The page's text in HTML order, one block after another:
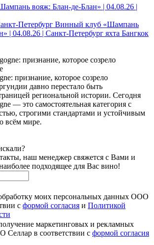
Петербург Винный клуб «Шампань
| 04.08.26 | Санкт-Петербург яхта Бангкок
признание, которое созрело
давно перестало быть
региональной истории. Сегодня
— это самостоятельная категория с
строгими стандартами и устойчивым
всём мире.
наш менеджер свяжется с Вами и
подходящее для Вас вино!
моих персональных данных ООО
с формой согласия и Политикой
маркетинговых и рекламных
Селлар в соответствии с формой согласия